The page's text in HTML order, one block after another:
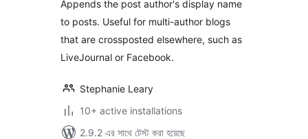
Appends the post author's display name
to posts. Useful for multi-author blogs
that are crossposted elsewhere, such as
LiveJournal or Facebook.
Stephanie Leary
10+ active installations
2.9.2 এর সাথে টেস্ট করা হয়েছে